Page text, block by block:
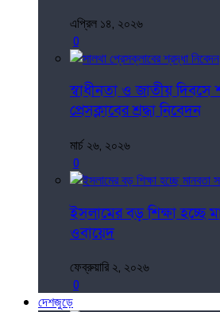
এপ্রিল ১৪, ২০২৬
0
স্বাধীনতা ও জাতীয় দিবসে
প্রেসক্লাবের শ্রদ্ধা নিবেদন
মার্চ ২৬, ২০২৬
0
ইসলামের বড় শিক্ষা হচ্ছে
ওবায়েদ
ফেব্রুয়ারি ২, ২০২৬
0
দেশজুড়ে